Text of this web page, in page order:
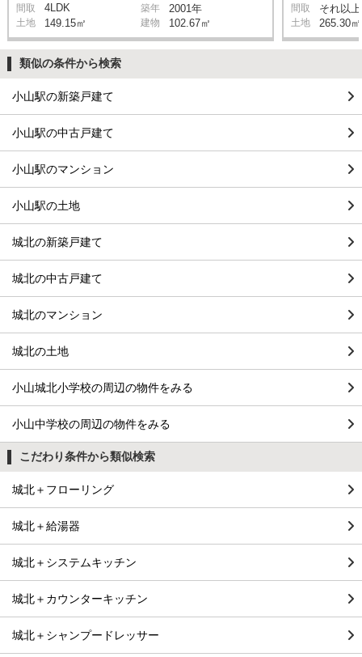
間取 4LDK 築年 2001年
土地 149.15㎡ 建物 102.67㎡
間取 それ以上
土地 265.30㎡
類似の条件から検索
小山駅の新築戸建て
小山駅の中古戸建て
小山駅のマンション
小山駅の土地
城北の新築戸建て
城北の中古戸建て
城北のマンション
城北の土地
小山城北小学校の周辺の物件をみる
小山中学校の周辺の物件をみる
こだわり条件から類似検索
城北＋フローリング
城北＋給湯器
城北＋システムキッチン
城北＋カウンターキッチン
城北＋シャンプードレッサー